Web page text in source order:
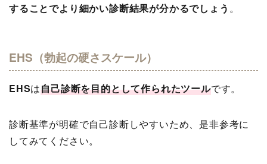
することでより細かい診断結果が分かるでしょう 。
EHS（勃起の硬さスケール）
EHSは自己診断を目的として作られたツールです。
診断基準が明確で自己診断しやすいため、是非参考に
してみてください。